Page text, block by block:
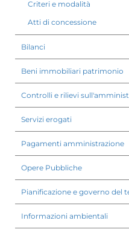
Criteri e modalità
Atti di concessione
Bilanci
Beni immobiliari patrimonio
Controlli e rilievi
Servizi erogati
Pagamenti amministrazione
Opere Pubbliche
Pianificazione e governo del
Informazioni ambientali